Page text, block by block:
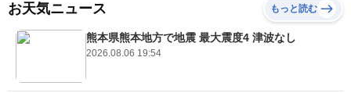
お天気ニュース もっと読む
熊本県熊本地方で地震 最大震度4 津波なし
2026.08.06 19:54